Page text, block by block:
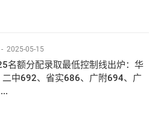
- 2025-05-15
名额分配录取最低控制线出炉：华
二中692、省实686、广附694、广